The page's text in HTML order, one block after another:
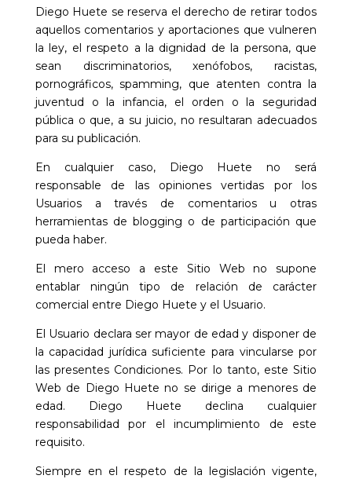
Diego Huete se reserva el derecho de retirar todos
aquellos comentarios y aportaciones que vulneren
la ley, el respeto a la dignidad de la persona, que
sean discriminatorios, xenófobos, racistas,
pornográficos, spamming, que atenten contra la
juventud o la infancia, el orden o la seguridad
pública o que, a su juicio, no resultaran adecuados
para su publicación.
En cualquier caso, Diego Huete no será
responsable de las opiniones vertidas por los
Usuarios a través de comentarios u otras
herramientas de blogging o de participación que
pueda haber.
El mero acceso a este Sitio Web no supone
entablar ningún tipo de relación de carácter
comercial entre Diego Huete y el Usuario.
El Usuario declara ser mayor de edad y disponer de
la capacidad jurídica suficiente para vincularse por
las presentes Condiciones. Por lo tanto, este Sitio
Web de Diego Huete no se dirige a menores de
edad. Diego Huete declina cualquier
responsabilidad por el incumplimiento de este
requisito.
Siempre en el respeto de la legislación vigente,